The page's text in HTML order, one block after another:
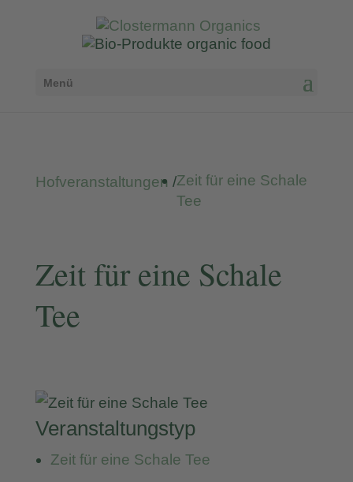
Menü
Hofveranstaltungen /Zeit für eine Schale
Tee
Zeit für eine Schale
Tee
Veranstaltungstyp
Zeit für eine Schale Tee